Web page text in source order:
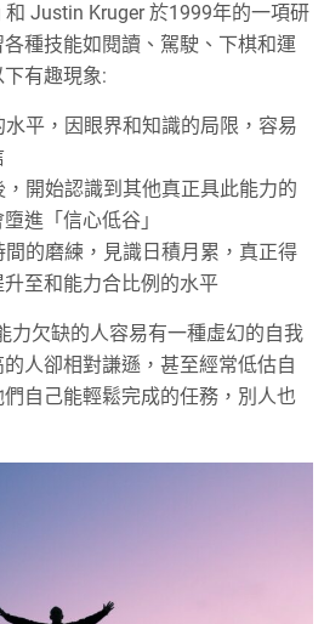
Justin Kruger 於1999年的一項研
種技能如閱讀、駕駛、下棋和運
有趣現象:
平，因眼界和知識的局限，容易
開始認識到其他真正具此能力的
進「信心低谷」
的磨練，見識日積月累，真正得
至和能力合比例的水平
力欠缺的人容易有一種虛幻的自我
人卻相對謙遜，甚至經常低估自
自己能輕鬆完成的任務，別人也